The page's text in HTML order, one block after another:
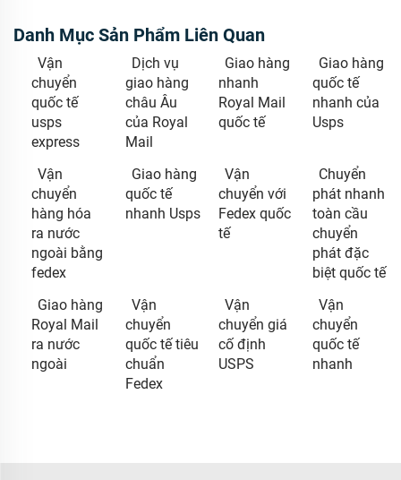
Danh Mục Sản Phẩm Liên Quan
Vận
chuyển
quốc tế
usps
express
Dịch vụ
giao hàng
châu Âu
của Royal
Mail
Giao hàng
nhanh
Royal Mail
quốc tế
Giao hàng
quốc tế
nhanh của
Usps
Vận
chuyển
hàng hóa
ra nước
ngoài bằng
fedex
Giao hàng
quốc tế
nhanh Usps
Vận
chuyển với
Fedex quốc
tế
Chuyển
phát nhanh
toàn cầu
chuyển
phát đặc
biệt quốc tế
Giao hàng
Royal Mail
ra nước
ngoài
Vận
chuyển
quốc tế tiêu
chuẩn
Fedex
Vận
chuyển giá
cố định
USPS
Vận
chuyển
quốc tế
nhanh